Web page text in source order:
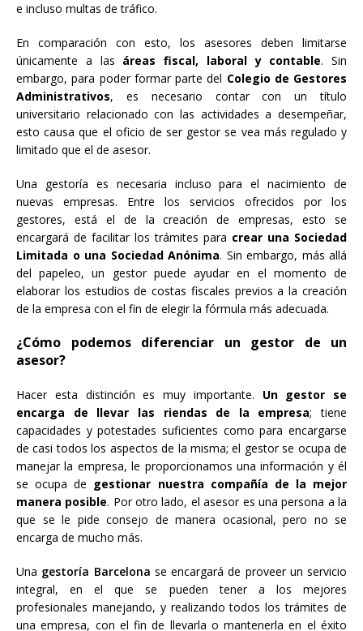
e incluso multas de tráfico.
En comparación con esto, los asesores deben limitarse
únicamente a las áreas fiscal, laboral y contable. Sin
embargo, para poder formar parte del Colegio de Gestores
Administrativos, es necesario contar con un título
universitario relacionado con las actividades a desempeñar,
esto causa que el oficio de ser gestor se vea más regulado y
limitado que el de asesor.
Una gestoría es necesaria incluso para el nacimiento de
nuevas empresas. Entre los servicios ofrecidos por los
gestores, está el de la creación de empresas, esto se
encargará de facilitar los trámites para crear una Sociedad
Limitada o una Sociedad Anónima. Sin embargo, más allá
del papeleo, un gestor puede ayudar en el momento de
elaborar los estudios de costas fiscales previos a la creación
de la empresa con el fin de elegir la fórmula más adecuada.
¿Cómo podemos diferenciar un gestor de un
asesor?
Hacer esta distinción es muy importante. Un gestor se
encarga de llevar las riendas de la empresa; tiene
capacidades y potestades suficientes como para encargarse
de casi todos los aspectos de la misma; el gestor se ocupa de
manejar la empresa, le proporcionamos una información y él
se ocupa de gestionar nuestra compañía de la mejor
manera posible. Por otro lado, el asesor es una persona a la
que se le pide consejo de manera ocasional, pero no se
encarga de mucho más.
Una gestoría Barcelona se encargará de proveer un servicio
integral, en el que se pueden tener a los mejores
profesionales manejando, y realizando todos los trámites de
una empresa, con el fin de llevarla o mantenerla en el éxito